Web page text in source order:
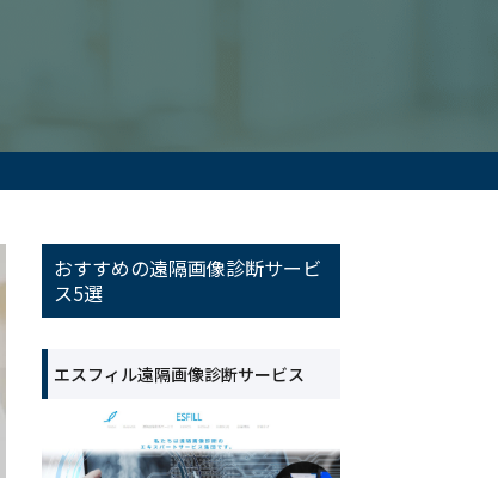
おすすめの遠隔画像診断サービ
ス5選
エスフィル遠隔画像診断サービス